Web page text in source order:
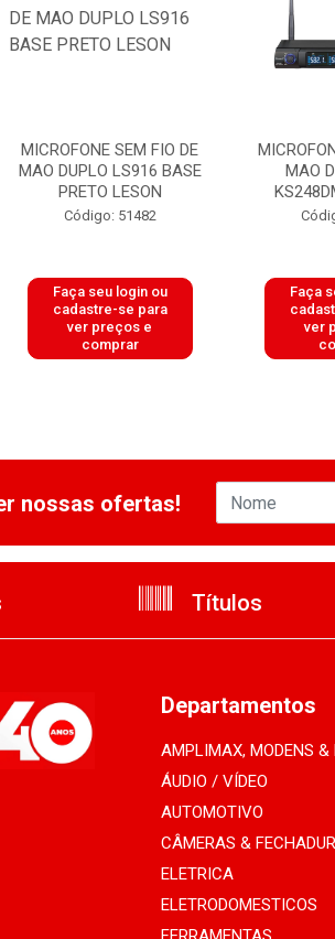
MICROFONE SEM FIO DE
MAO DUPLO LS916 BASE
PRETO LESON
Código: 51482
Faça seu login ou
cadastre-se para
ver preços e
comprar
MAO
Faça
ver
nossas ofertas!
Títulos
Departamentos
AMPLIMAX, MODENS &
ÁUDIO / VÍDEO
AUTOMOTIVO
CÂMERAS &
ELETRICA
ELETRODOMESTICOS